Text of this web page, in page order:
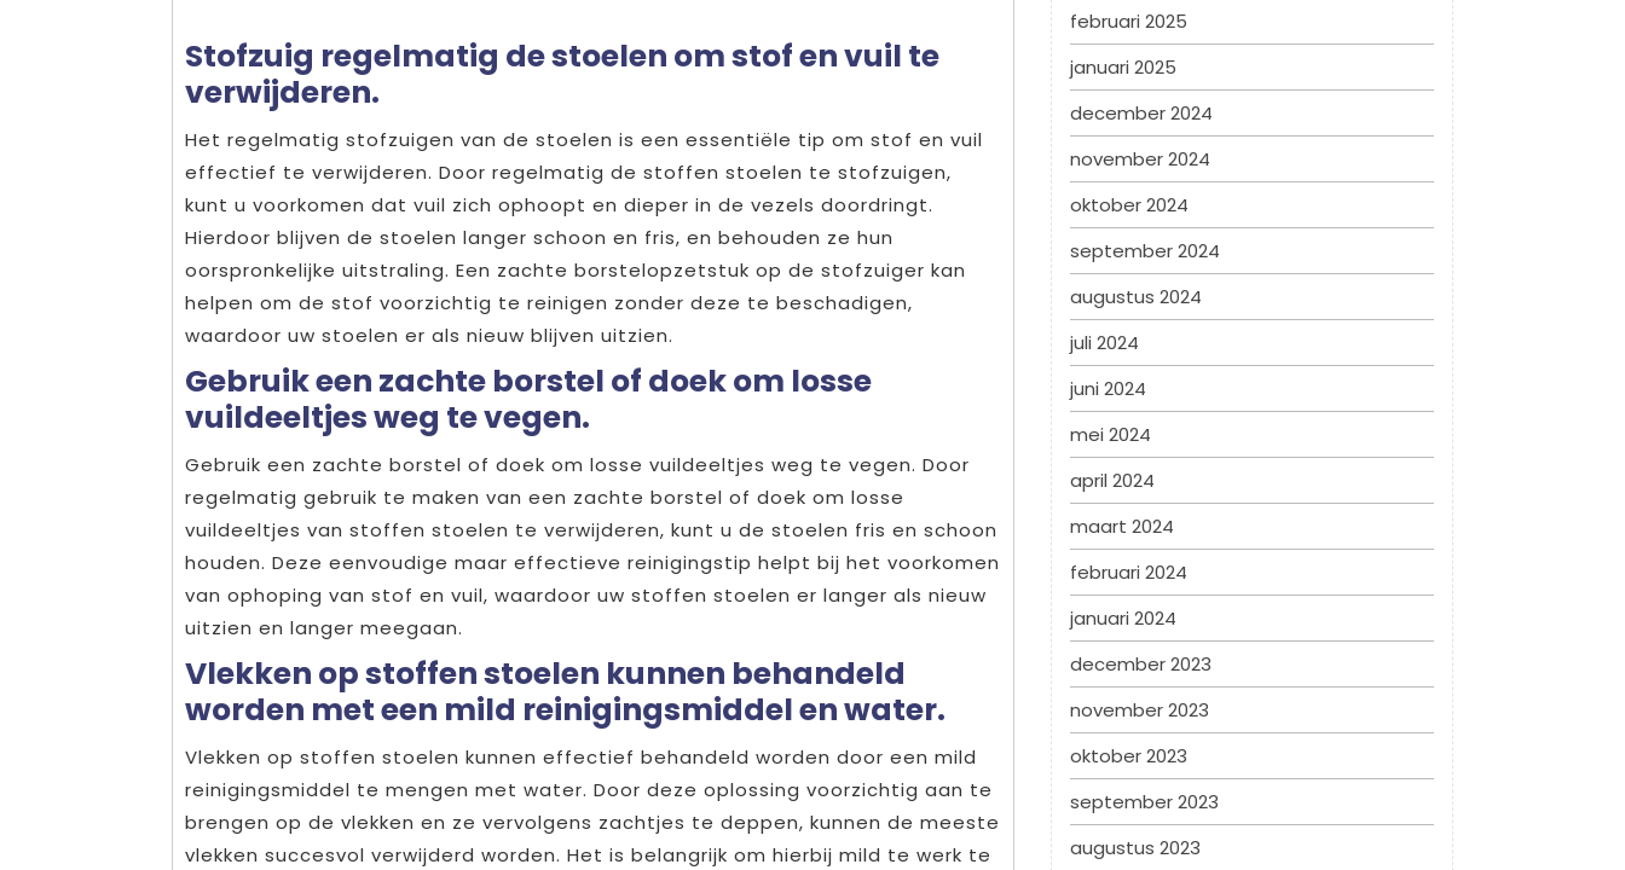
Stofzuig regelmatig de stoelen om stof en vuil te
verwijderen.
Het regelmatig stofzuigen van de stoelen is een essentiële tip om stof en vuil
effectief te verwijderen. Door regelmatig de stoffen stoelen te stofzuigen,
kunt u voorkomen dat vuil zich ophoopt en dieper in de vezels doordringt.
Hierdoor blijven de stoelen langer schoon en fris, en behouden ze hun
oorspronkelijke uitstraling. Een zachte borstelopzetstuk op de stofzuiger kan
helpen om de stof voorzichtig te reinigen zonder deze te beschadigen,
waardoor uw stoelen er als nieuw blijven uitzien.
Gebruik een zachte borstel of doek om losse
vuildeeltjes weg te vegen.
Gebruik een zachte borstel of doek om losse vuildeeltjes weg te vegen. Door
regelmatig gebruik te maken van een zachte borstel of doek om losse
vuildeeltjes van stoffen stoelen te verwijderen, kunt u de stoelen fris en schoon
houden. Deze eenvoudige maar effectieve reinigingstip helpt bij het voorkomen
van ophoping van stof en vuil, waardoor uw stoffen stoelen er langer als nieuw
uitzien en langer meegaan.
Vlekken op stoffen stoelen kunnen behandeld
worden met een mild reinigingsmiddel en water.
Vlekken op stoffen stoelen kunnen effectief behandeld worden door een mild
reinigingsmiddel te mengen met water. Door deze oplossing voorzichtig aan te
brengen op de vlekken en ze vervolgens zachtjes te deppen, kunnen de meeste
vlekken succesvol verwijderd worden. Het is belangrijk om hierbij mild te werk te
februari 2025
januari 2025
december 2024
november 2024
oktober 2024
september 2024
augustus 2024
juli 2024
juni 2024
mei 2024
april 2024
maart 2024
februari 2024
januari 2024
december 2023
november 2023
oktober 2023
september 2023
augustus 2023